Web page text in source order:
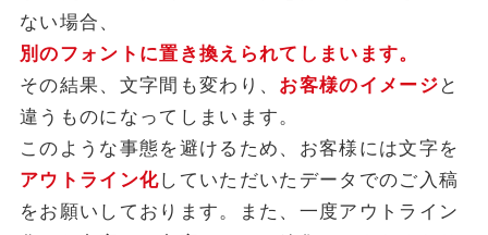
ない場合、
別のフォントに置き換えられてしまいます。
その結果、文字間も変わり、 お客様のイメージ と
違うものになってしまいます。
このような事態を避けるため、お客様には文字を
アウトライン化していただいたデータでのご入稿
をお願いしております。また、一度アウトライン